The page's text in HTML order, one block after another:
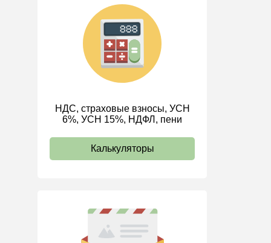
Трудовые книжки
Кадровые документы и
образцы
Персональные данные
ИП
НДС, страховые взносы, УСН
6%, УСН 15%, НДФЛ, пени
Калькуляторы